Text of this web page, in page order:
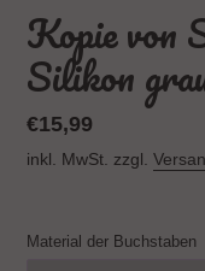
Kopie von
Silikon
Normaler
Preis
€15,99
inkl. MwSt. zzgl.
Material der Buchstaben